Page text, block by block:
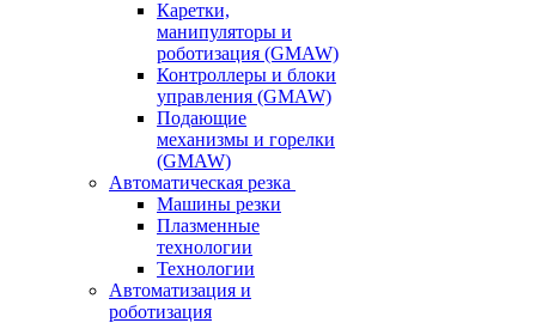
Каретки,
манипуляторы и
роботизация (GMAW)
Контроллеры и блоки
управления (GMAW)
Подающие
механизмы и горелки
(GMAW)
Автоматическая резка
Машины резки
Плазменные
технологии
Технологии
Автоматизация и
роботизация